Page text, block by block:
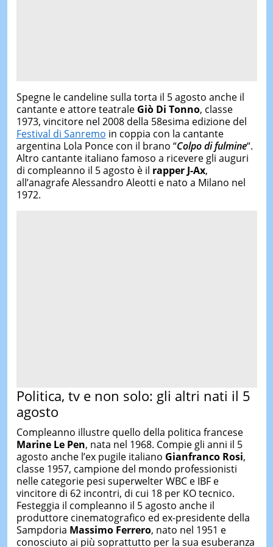
Spegne le candeline sulla torta il 5 agosto anche il
cantante e attore teatrale Giò Di Tonno, classe
1973, vincitore nel 2008 della 58esima edizione del
Festival di Sanremo in coppia con la cantante
argentina Lola Ponce con il brano “Colpo di fulmine“.
Altro cantante italiano famoso a ricevere gli auguri
di compleanno il 5 agosto è il rapper J-Ax,
all’anagrafe Alessandro Aleotti e nato a Milano nel
1972.
Politica, tv e non solo: gli altri nati il 5
agosto
Compleanno illustre quello della politica francese
Marine Le Pen, nata nel 1968. Compie gli anni il 5
agosto anche l’ex pugile italiano Gianfranco Rosi,
classe 1957, campione del mondo professionisti
nelle categorie pesi superwelter WBC e IBF e
vincitore di 62 incontri, di cui 18 per KO tecnico.
Festeggia il compleanno il 5 agosto anche il
produttore cinematografico ed ex-presidente della
Sampdoria Massimo Ferrero, nato nel 1951 e
conosciuto ai più soprattutto per la sua esuberanza